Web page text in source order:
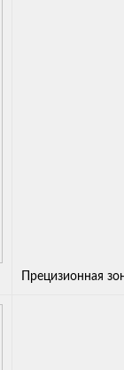
Прецизионная